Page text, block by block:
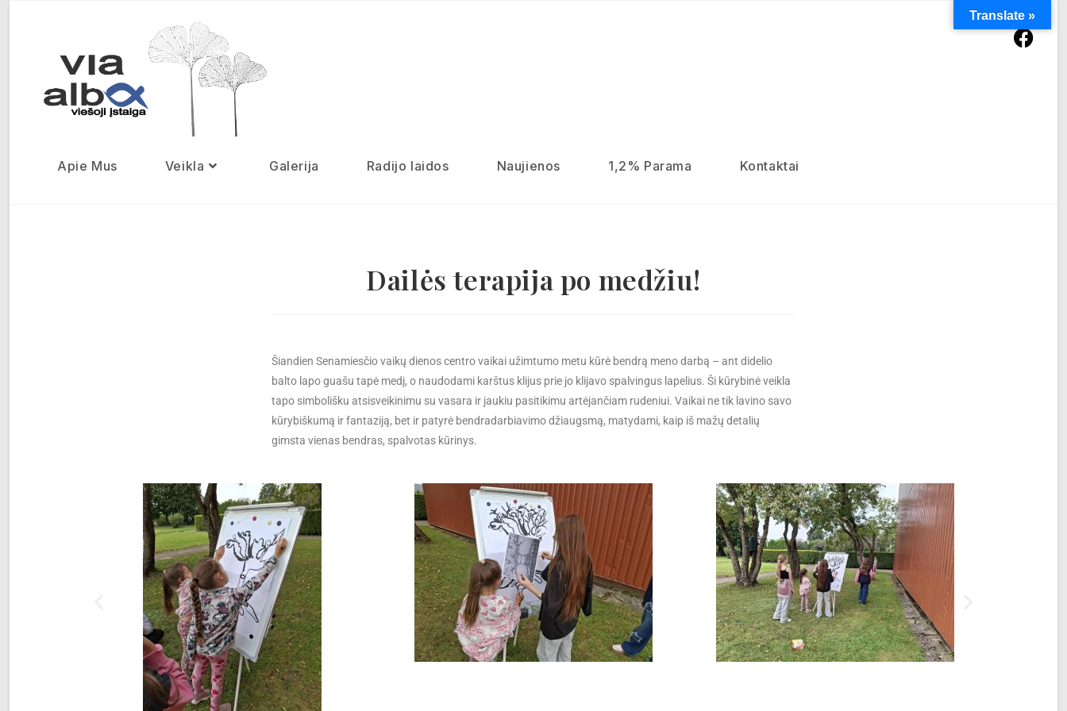
Apie Mus Veikla Galerija Radijo laidos Naujienos 1,2% Parama Kontaktai
Dailės terapija po medžiu!
Šiandien Senamiesčio vaikų dienos centro vaikai užimtumo metu kūrė bendrą meno darbą – ant didelio
balto lapo guašu tapė medį, o naudodami karštus klijus prie jo klijavo spalvingus lapelius. Ši kūrybinė veikla
tapo simbolišku atsisveikinimu su vasara ir jaukiu pasitikimu artėjančiam rudeniui. Vaikai ne tik lavino savo
kūrybiškumą ir fantaziją, bet ir patyrė bendradarbiavimo džiaugsmą, matydami, kaip iš mažų detalių
gimsta vienas bendras, spalvotas kūrinys.
Translate »